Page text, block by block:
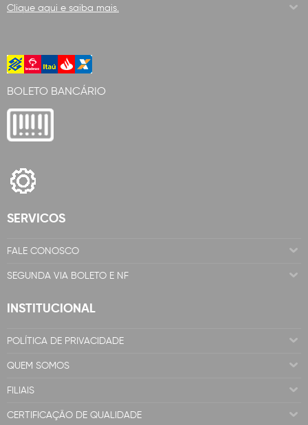
Clique aqui e saiba mais.
BOLETO BANCÁRIO
SERVICOS
FALE CONOSCO
SEGUNDA VIA BOLETO E NF
INSTITUCIONAL
POLÍTICA DE PRIVACIDADE
QUEM SOMOS
FILIAIS
CERTIFICAÇÃO DE QUALIDADE